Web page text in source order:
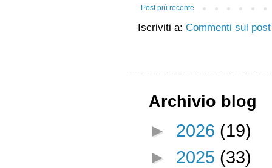
Post più recente
Iscriviti a: Commenti sul
Archivio blog
► 2026 (19)
► 2025 (33)